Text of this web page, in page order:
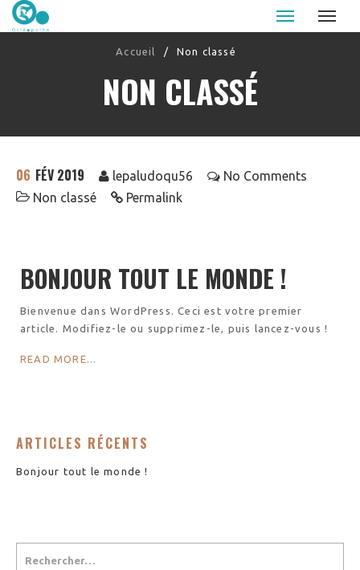
Le Palud osteopathe - Auray - Caudan
Accueil / Non classé
NON CLASSÉ
06 FÉV 2019 lepaludoqu56
No Comments
Non classé
Permalink
BONJOUR TOUT LE MONDE !
Bienvenue dans WordPress. Ceci est votre premier
article. Modifiez-le ou supprimez-le, puis lancez-vous !
READ MORE...
ARTICLES RÉCENTS
Bonjour tout le monde !